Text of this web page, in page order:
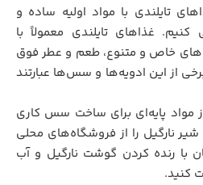
تایلندی با مواد اولیه ساده و
غذاهای تایلندی معمولاً با
‌های خاص و متنوع، طعم و عطر فوق
از این ادویه‌ها و سس‌ها عبارتند
مواد پایه‌ای برای ساخت سس کاری
نارگیل را از فروشگاه‌های محلی
با رنده کردن گوشت نارگیل و آب
کنید.